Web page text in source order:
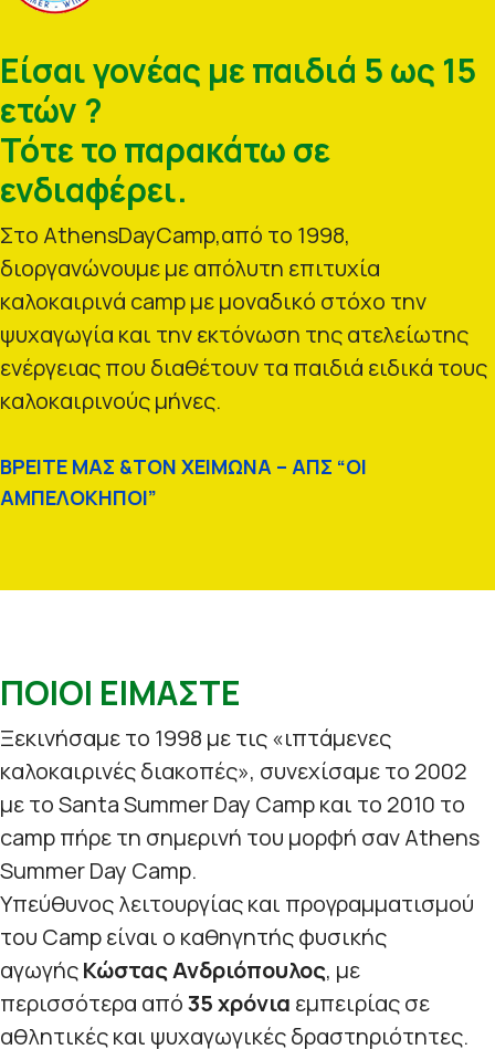
Είσαι γονέας με παιδιά 5 ως 15
ετών ?
Τότε το παρακάτω σε
ενδιαφέρει.
Στο AthensDayCamp,από το 1998,
διοργανώνουμε με απόλυτη επιτυχία
καλοκαιρινά camp με μοναδικό στόχο την
ψυχαγωγία και την εκτόνωση της ατελείωτης
ενέργειας που διαθέτουν τα παιδιά ειδικά τους
καλοκαιρινούς μήνες.
ΒΡΕΙΤΕ ΜΑΣ &ΤΟΝ ΧΕΙΜΩΝΑ – ΑΠΣ “ΟΙ
ΑΜΠΕΛΟΚΗΠΟΙ”
ΠΟΙΟΙ ΕΙΜΑΣΤΕ
Ξεκινήσαμε το 1998 με τις «ιπτάμενες
καλοκαιρινές διακοπές», συνεχίσαμε το 2002
με το Santa Summer Day Camp και το 2010 το
camp πήρε τη σημερινή του μορφή σαν Athens
Summer Day Camp.
Υπεύθυνος λειτουργίας και προγραμματισμού
του Camp είναι ο καθηγητής φυσικής
αγωγήςΚώστας Ανδριόπουλος, με
περισσότερα από35 χρόνια εμπειρίας σε
αθλητικές και ψυχαγωγικές δραστηριότητες.